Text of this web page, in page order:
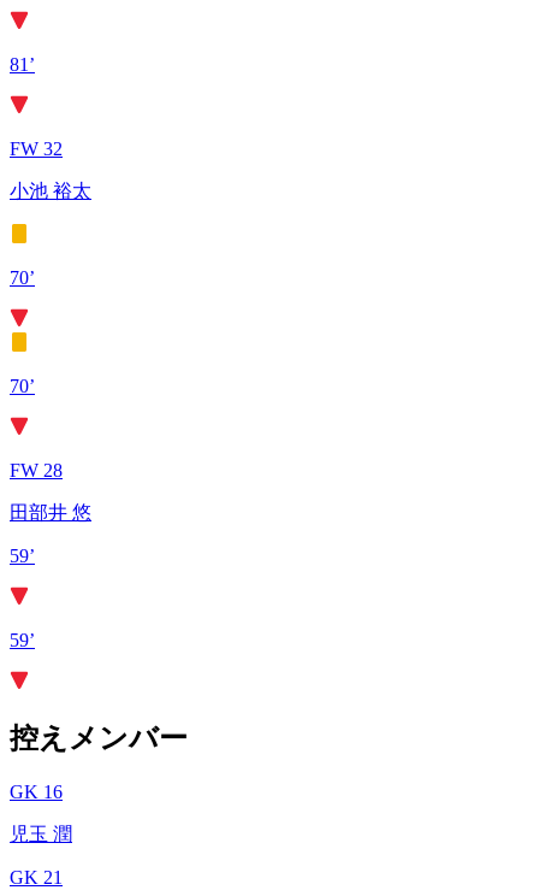
81’
FW 32
小池 裕太
70’
70’
FW 28
田部井 悠
59’
59’
控えメンバー
GK 16
児玉 潤
GK 21